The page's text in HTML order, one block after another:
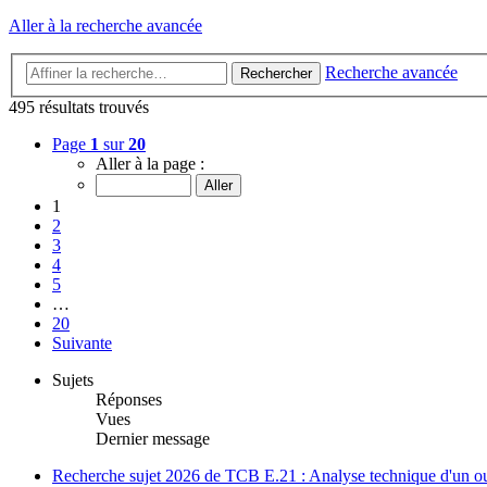
Aller à la recherche avancée
Rechercher
Recherche avancée
495 résultats trouvés
Page 1 sur20
Aller à la page :
1
2
3
4
5
…
20
Suivante
Sujets
Réponses
Vues
Dernier message
Recherche sujet 2026 de TCB E.21 : Analyse technique d'un